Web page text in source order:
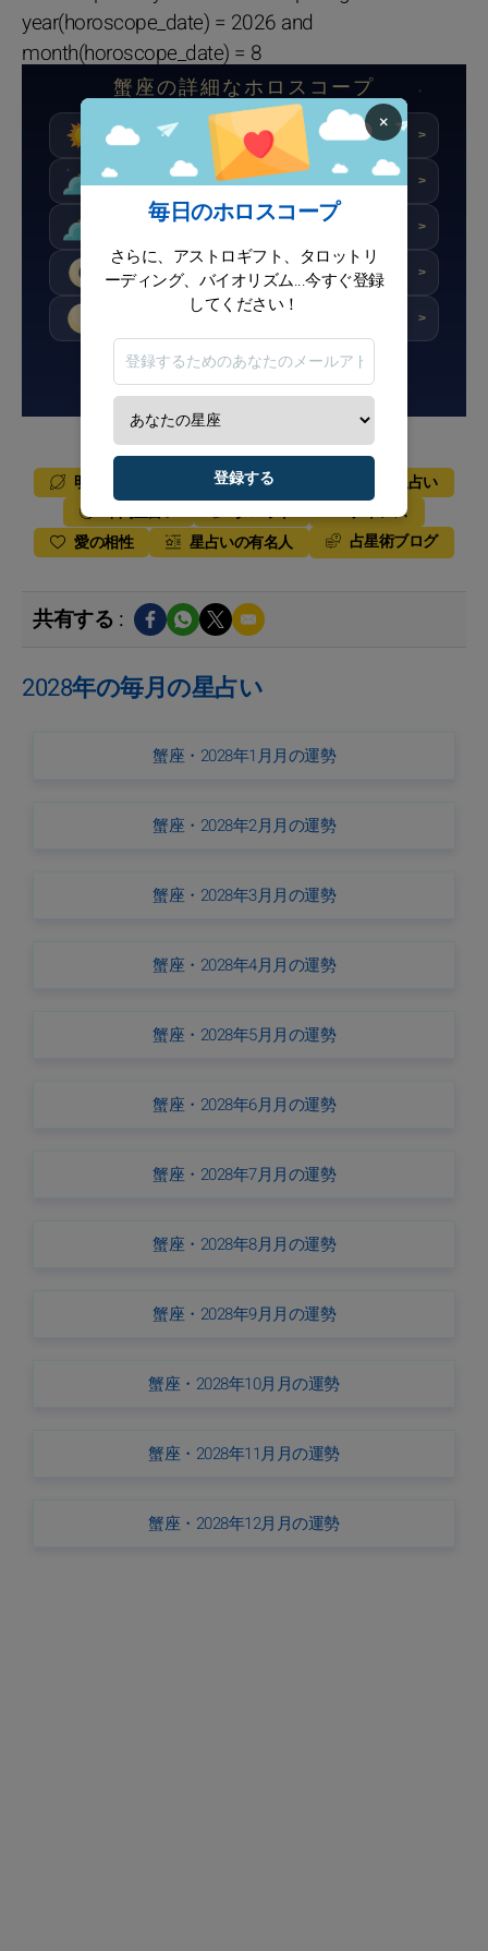
year(horoscope_date) = 2026 and
month(horoscope_date) = 8
蟹座の詳細なホロスコープ
今日 スコア : 8/10★★★★☆ >
明日 スコア : 6/10 ★★★☆☆ >
★★★☆☆ >
今週 スコア : 6.5/10 ★★★☆☆ >
>
毎日の星占い
明日の星占い
明後日の占い
週間占星術
毎月の星占い
年間星占い
タロット
チャンス
愛の相性
星占いの有名人 占星術ブログ
共有する :
2028年の毎月の星占い
蟹座・2028年1月月の運勢
蟹座・2028年2月月の運勢
蟹座・2028年3月月の運勢
蟹座・2028年4月月の運勢
蟹座・2028年5月月の運勢
蟹座・2028年6月月の運勢
蟹座・2028年7月月の運勢
蟹座・2028年8月月の運勢
蟹座・2028年9月月の運勢
蟹座・2028年10月月の運勢
蟹座・2028年11月月の運勢
蟹座・2028年12月月の運勢
×
毎日のホロスコープ
さらに、アストロギフト、タロットリ
ーディング、バイオリズム...今すぐ登録
してください！
登録する